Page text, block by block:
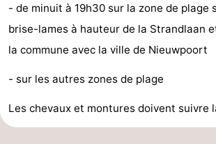
jeux
intérieures
Parcours
de
mini-
Centres
de
bien-
Villages
&
Nature
- de minuit à 19h30 sur la zone de plage
brise-lames à hauteur de la Strandlaan
la commune avec la ville de Nieuwpoort
- sur les autres zones de plage
Les chevaux et montures doivent suivre